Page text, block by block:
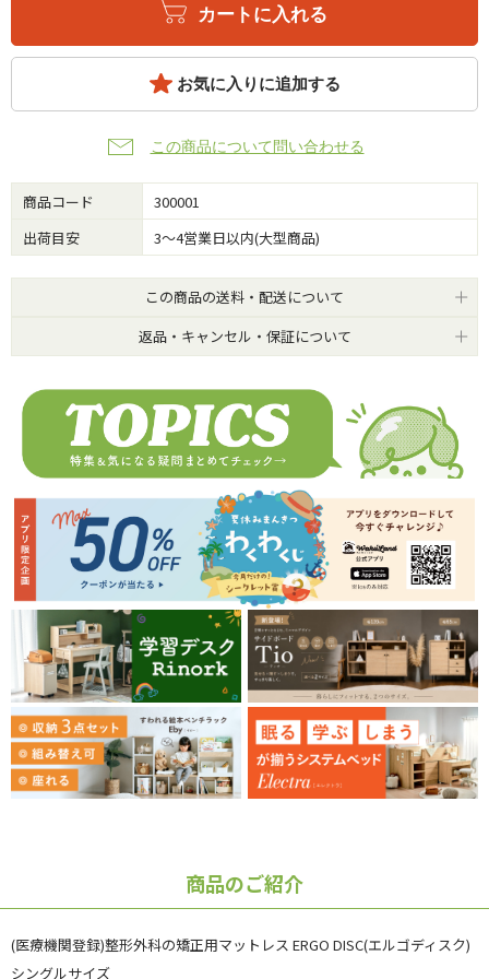
カートに入れる
お気に入りに追加する
この商品について問い合わせる
商品コード
300001
出荷目安
3～4営業日以内(大型商品)
この商品の送料・配送について
返品・キャンセル・保証について
商品のご紹介
(医療機関登録)整形外科の矯正用マットレス ERGO DISC(エルゴディスク)
シングルサイズ